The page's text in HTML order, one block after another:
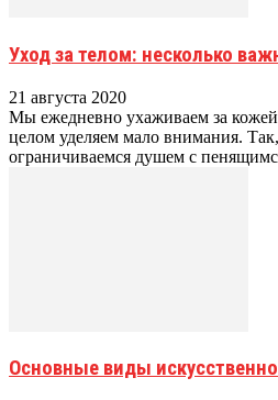
Уход за телом: несколько
21 августа 2020
Мы ежедневно ухаживаем за
целом уделяем мало внимания.
ограничиваемся душем с
Основные виды